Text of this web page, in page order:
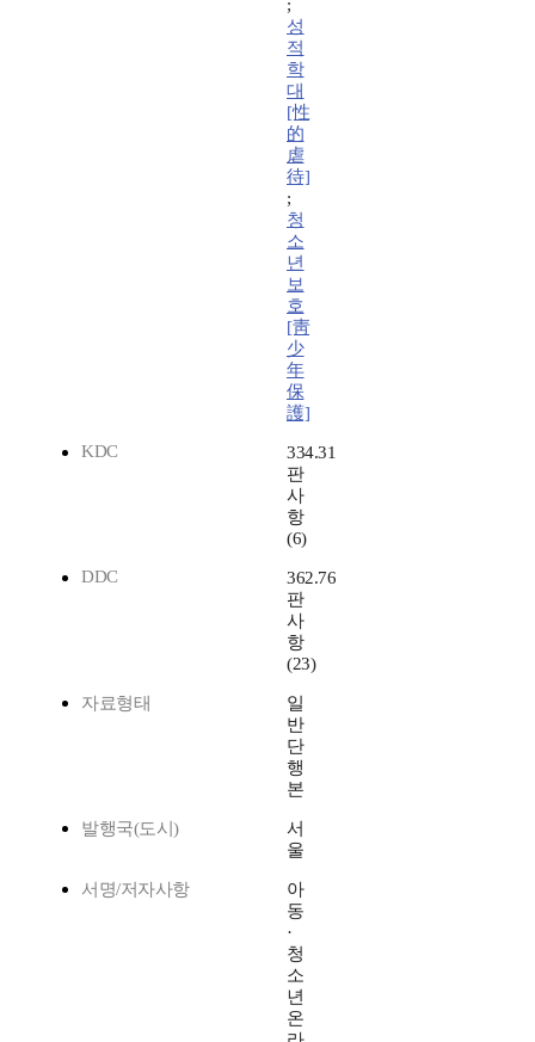
;
성
적
학
대
[性
的
虐
待]
;
청
소
년
보
호
[靑
少
年
保
護]
KDC
334.31
판
사
항
(6)
DDC
362.76
판
사
항
(23)
자료형태
일
반
단
행
본
발행국(도시)
서
울
서명/저자사항
아
동
·
청
소
년
온